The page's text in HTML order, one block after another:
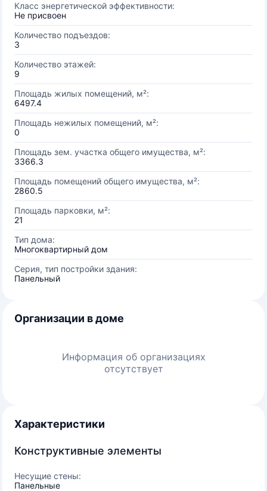
Класс энергетической эффективности:
Не присвоен
Количество подъездов:
3
Количество этажей:
9
Площадь жилых помещений, м²:
6497.4
Площадь нежилых помещений, м²:
0
Площадь зем. участка общего имущества, м²:
3366.3
Площадь помещений общего имущества, м²:
2860.5
Площадь парковки, м²:
21
Тип дома:
Многоквартирный дом
Серия, тип постройки здания:
Панельный
Организации в доме
Информация об организациях
отсутствует
Характеристики
Конструктивные элементы
Несущие стены:
Панельные